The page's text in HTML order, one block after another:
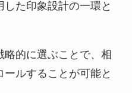
た印象設計の一環と
的に選ぶことで、相
ルすることが可能と